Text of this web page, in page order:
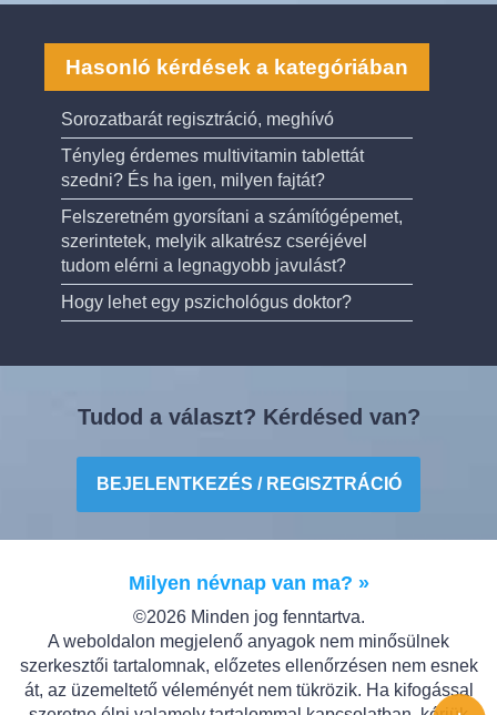
Hasonló kérdések a kategóriában
Sorozatbarát regisztráció, meghívó
Tényleg érdemes multivitamin tablettát
szedni? És ha igen, milyen fajtát?
Felszeretném gyorsítani a számítógépemet,
szerintetek, melyik alkatrész cseréjével
tudom elérni a legnagyobb javulást?
Hogy lehet egy pszichológus doktor?
Tudod a választ? Kérdésed van?
BEJELENTKEZÉS / REGISZTRÁCIÓ
Milyen névnap van ma? »
©2026 Minden jog fenntartva.
A weboldalon megjelenő anyagok nem minősülnek
szerkesztői tartalomnak, előzetes ellenőrzésen nem esnek
át, az üzemeltető véleményét nem tükrözik. Ha kifogással